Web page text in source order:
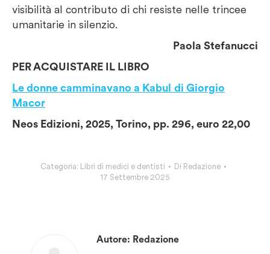
visibilità al contributo di chi resiste nelle trincee
umanitarie in silenzio.
Paola Stefanucci
PER ACQUISTARE IL LIBRO
Le donne camminavano a Kabul di Giorgio
Macor
Neos Edizioni, 2025, Torino, pp. 296, euro 22,00
Categoria: Libri di medici e dentisti Di Redazione
17 Settembre 2025
Autore: Redazione